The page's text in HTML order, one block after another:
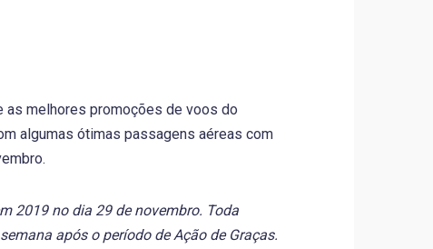
as melhores promoções de voos do
algumas ótimas passagens aéreas com
2019 no dia 29 de novembro. Toda
após o período de Ação de Graças.